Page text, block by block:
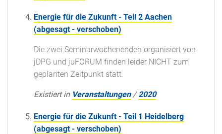
Energie für die Zukunft - Teil 2 Aachen
(abgesagt - verschoben)
Die zwei Seminarwochenenden organisiert von
jDPG und juFORUM finden leider NICHT zum
geplanten Zeitpunkt statt.
Existiert in Veranstaltungen /2020
Energie für die Zukunft - Teil 1 Heidelberg
(abgesagt - verschoben)